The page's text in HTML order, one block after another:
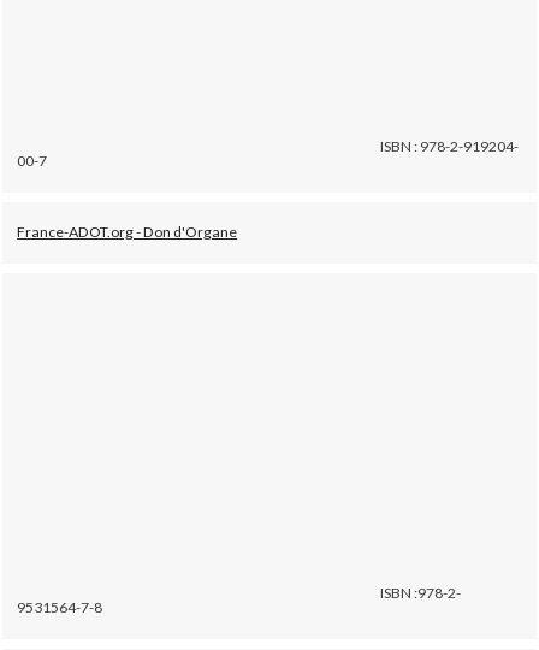
ISBN : 978-2-919204-
00-7
France-ADOT.org - Don d'Organe
ISBN :978-2-
9531564-7-8